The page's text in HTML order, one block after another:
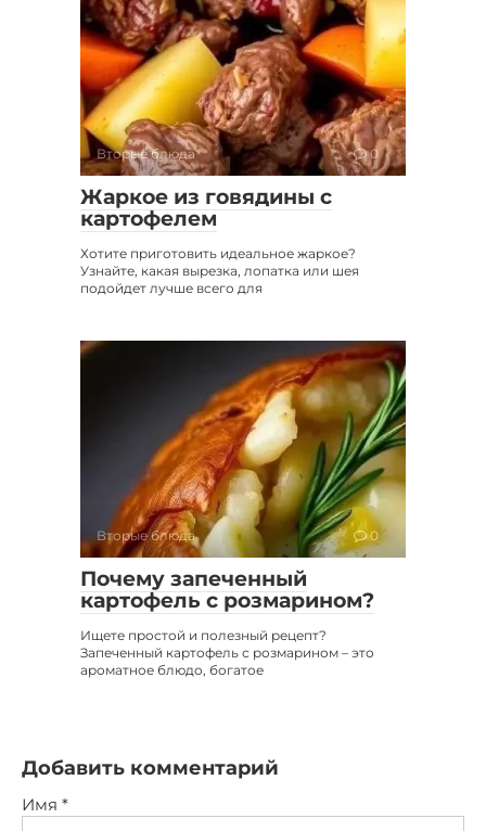
Вторые блюда 0
Жаркое из говядины с
картофелем
Хотите приготовить идеальное жаркое?
Узнайте, какая вырезка, лопатка или шея
подойдет лучше всего для
Вторые блюда 0
Почему запеченный
картофель с розмарином?
Ищете простой и полезный рецепт?
Запеченный картофель с розмарином – это
ароматное блюдо, богатое
Добавить комментарий
Имя *